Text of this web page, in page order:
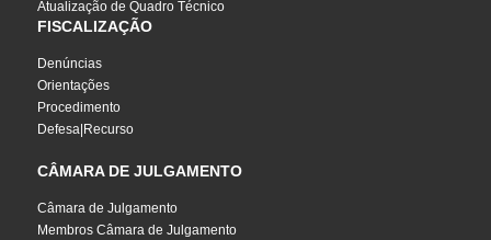
Atualização de Quadro Técnico
FISCALIZAÇÃO
Denúncias
Orientações
Procedimento
Defesa|Recurso
CÂMARA DE JULGAMENTO
Câmara de Julgamento
Membros Câmara de Julgamento